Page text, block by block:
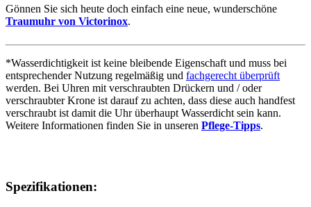
Gönnen Sie sich heute doch einfach eine neue, wunderschöne
Traumuhr von Victorinox.
*Wasserdichtigkeit ist keine bleibende Eigenschaft und muss bei
entsprechender Nutzung regelmäßig und fachgerecht überprüft
werden. Bei Uhren mit verschraubten Drückern und / oder
verschraubter Krone ist darauf zu achten, dass diese auch handfest
verschraubt ist damit die Uhr überhaupt Wasserdicht sein kann.
Weitere Informationen finden Sie in unseren Pflege-Tipps.
Spezifikationen: